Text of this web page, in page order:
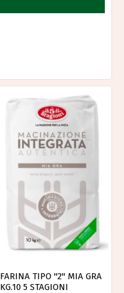
FARINA TIPO "2" MIA GRA
KG.10 5 STAGIONI